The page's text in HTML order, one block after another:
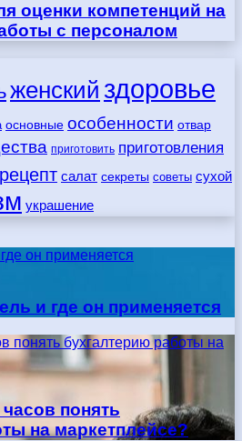
оценки компетенций на
с персоналом
женский здоровье
основные особенности отвар
приготовить приготовления
рецепт салат секреты советы сухой
украшение
он применяется
и где он применяется
понять бухгалтерию работы на
понять
на маркетплейсе?